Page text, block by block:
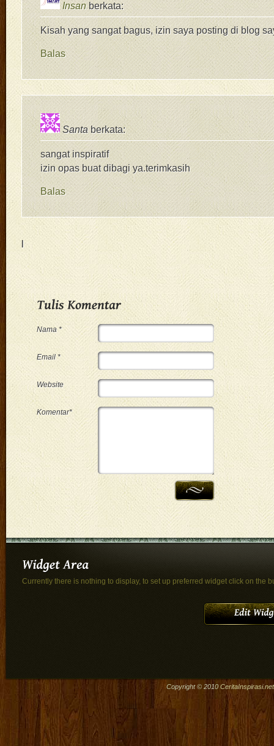
Insan berkata:
Kisah yang sangat bagus, izin saya posting di blog
Balas
Santa berkata:
sangat inspiratif
izin opas buat dibagi ya.terimkasih
Balas
|
Nama *
Email *
Website
Komentar*
Currently there is nothing to display, to set up preferred widget click on the
Copyright © 2010 CeritaInspirasi.net